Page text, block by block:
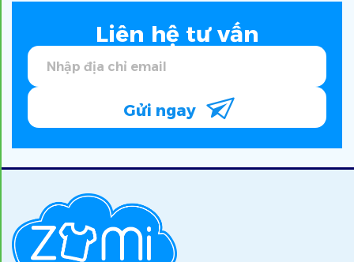
Liên hệ tư vấn
Gửi ngay